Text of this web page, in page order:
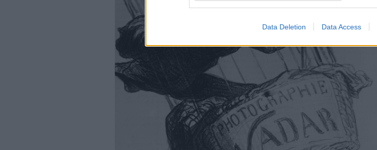
Data Deletion Data Access